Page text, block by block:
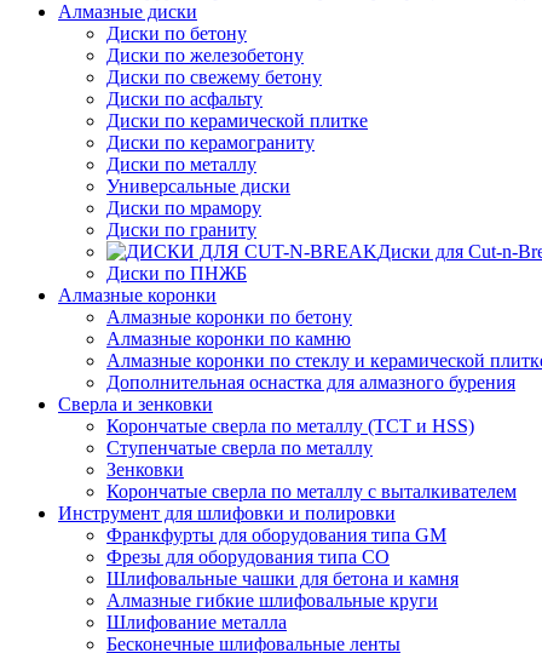
Алмазные диски
Диски по бетону
Диски по железобетону
Диски по свежему бетону
Диски по асфальту
Диски по керамической плитке
Диски по керамограниту
Диски по металлу
Универсальные диски
Диски по мрамору
Диски по граниту
Диски для Cut-n-
Диски по ПНЖБ
Алмазные коронки
Алмазные коронки по бетону
Алмазные коронки по камню
Алмазные коронки по стеклу и керамической
Дополнительная оснастка для алмазного бурения
Сверла и зенковки
Корончатые сверла по металлу (TCT и HSS)
Ступенчатые сверла по металлу
Зенковки
Корончатые сверла по металлу c выталкивателем
Инструмент для шлифовки и полировки
Франкфурты для оборудования типа GM
Фрезы для оборудования типа СО
Шлифовальные чашки для бетона и камня
Алмазные гибкие шлифовальные круги
Шлифование металла
Бесконечные шлифовальные ленты